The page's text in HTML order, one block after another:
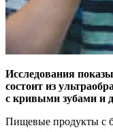
Исследования
состоит из
с кривыми зубами и
Пищевые продукты с